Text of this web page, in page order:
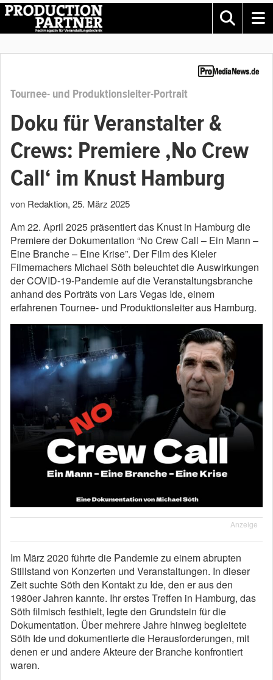
Tournee- und Produktionsleiter-Portrait
Doku für Veranstalter &
Crews: Premiere ‚No Crew
Call‘ im Knust Hamburg
von Redaktion, 25. März 2025
Am 22. April 2025 präsentiert das Knust in Hamburg die
Premiere der Dokumentation “No Crew Call – Ein Mann –
Eine Branche – Eine Krise”. Der Film des Kieler
Filmemachers Michael Söth beleuchtet die Auswirkungen
der COVID-19-Pandemie auf die Veranstaltungsbranche
anhand des Porträts von Lars Vegas Ide, einem
erfahrenen Tournee- und Produktionsleiter aus Hamburg.
Anzeige
Im März 2020 führte die Pandemie zu einem abrupten
Stillstand von Konzerten und Veranstaltungen. In dieser
Zeit suchte Söth den Kontakt zu Ide, den er aus den
1980er Jahren kannte. Ihr erstes Treffen in Hamburg, das
Söth filmisch festhielt, legte den Grundstein für die
Dokumentation. Über mehrere Jahre hinweg begleitete
Söth Ide und dokumentierte die Herausforderungen, mit
denen er und andere Akteure der Branche konfrontiert
waren.